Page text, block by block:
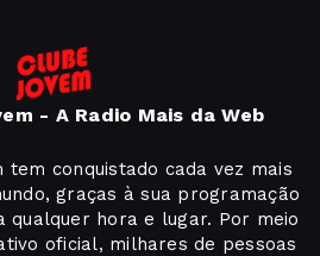
- A Radio Mais da Web
tem conquistado cada vez mais
graças à sua programação
qualquer hora e lugar. Por meio
oficial, milhares de pessoas